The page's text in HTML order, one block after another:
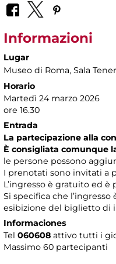
Informazioni
Lugar
Museo di Roma, Sala
Horario
Martedì 24 marzo 2026
ore 16.30
Entrada
La partecipazione alla
È consigliata comunque
le persone possono
I prenotati sono invitati a
L’ingresso è gratuito ed
Si specifica che
esibizione del biglietto di
Informaciones
Tel 060608 attivo tutti i
Massimo 60 partecipanti